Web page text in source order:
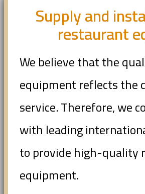
Supply and
restaurant
We believe that the
equipment reflects
service. Therefore, we
with leading
to provide high-
equipment.